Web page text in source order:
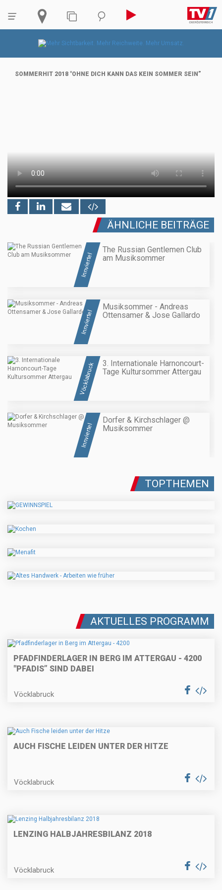
SOMMERHIT 2018 "OHNE DICH KANN DAS KEIN SOMMER SEIN”
ÄHNLICHE BEITRÄGE
Innviertel
The Russian Gentlemen Club
am Musiksommer
Innviertel
Musiksommer - Andreas
Ottensamer & Jose Gallardo
Vöcklabruck
3. Internationale Harnoncourt-
Tage Kultursommer Attergau
Innviertel
Dorfer & Kirchschlager @
Musiksommer
TOPTHEMEN
AKTUELLES PROGRAMM
PFADFINDERLAGER IN BERG IM ATTERGAU - 4200
"PFADIS” SIND DABEI
Vöcklabruck
AUCH FISCHE LEIDEN UNTER DER HITZE
Vöcklabruck
LENZING HALBJAHRESBILANZ 2018
Vöcklabruck